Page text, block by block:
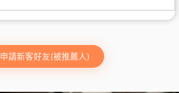
申請新客好友(被推薦人)